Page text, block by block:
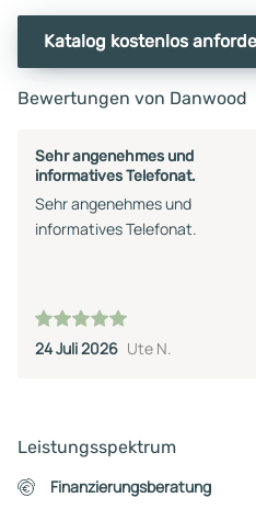
Katalog kostenlos
Bewertungen von Danwood
Sehr angenehmes und
informatives Telefonat.
Sehr angenehmes und
informatives Telefonat.
24 Juli 2026 Ute N.
Leistungsspektrum
Finanzierungsberatung